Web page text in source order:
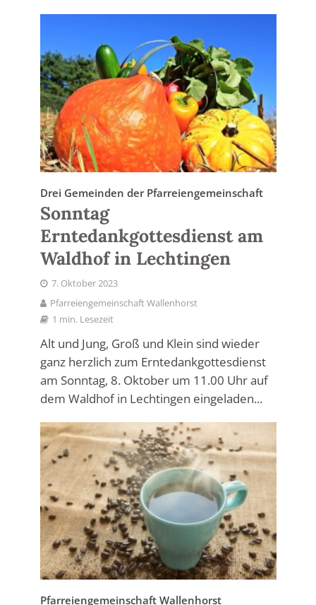
Drei Gemeinden der Pfarreiengemeinschaft
Sonntag
Erntedankgottesdienst am
Waldhof in Lechtingen
7. Oktober 2023
Pfarreiengemeinschaft Wallenhorst
1 min. Lesezeit
Alt und Jung, Groß und Klein sind wieder
ganz herzlich zum Erntedankgottesdienst
am Sonntag, 8. Oktober um 11.00 Uhr auf
dem Waldhof in Lechtingen eingeladen...
Pfarreiengemeinschaft Wallenhorst